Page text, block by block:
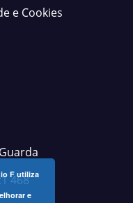
e Cookies
468
F utiliza
e